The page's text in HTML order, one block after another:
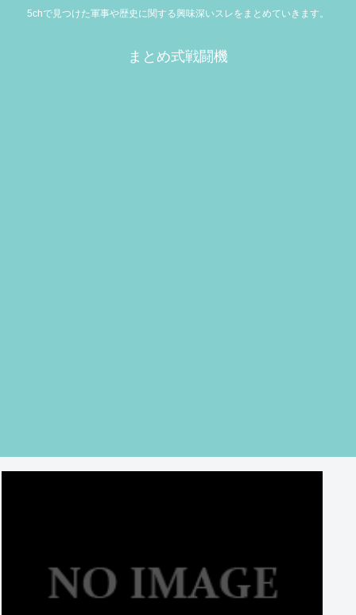
5chで見つけた軍事や歴史に関する興味深いスレをまとめていきます。
まとめ式戦闘機